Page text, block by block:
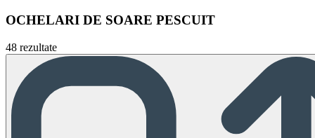
OCHELARI DE SOARE PESCUIT
48 rezultate